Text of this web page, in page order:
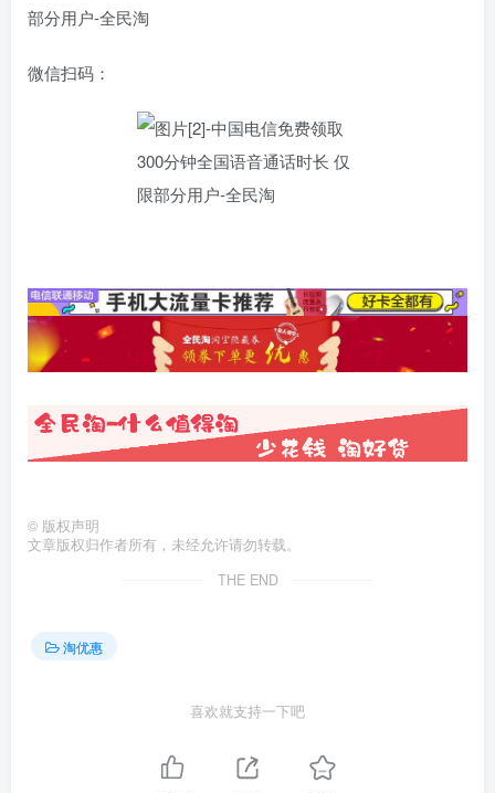
微信扫码：
© 版权声明
文章版权归作者所有，未经允许请勿转载。
THE END
淘优惠
喜欢就支持一下吧